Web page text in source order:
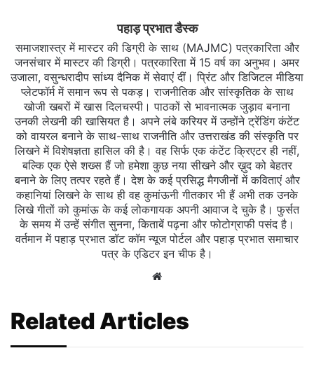
पहाड़ प्रभात डैस्क
समाजशास्त्र में मास्टर की डिग्री के साथ (MAJMC) पत्रकारिता और
जनसंचार में मास्टर की डिग्री। पत्रकारिता में 15 वर्ष का अनुभव। अमर
उजाला, वसुन्धरादीप सांध्य दैनिक में सेवाएं दीं। प्रिंट और डिजिटल मीडिया
प्लेटफॉर्म में समान रूप से पकड़। राजनीतिक और सांस्कृतिक के साथ
खोजी खबरों में खास दिलचस्‍पी। पाठकों से भावनात्मक जुड़ाव बनाना
उनकी लेखनी की खासियत है। अपने लंबे करियर में उन्होंने ट्रेंडिंग कंटेंट
को वायरल बनाने के साथ-साथ राजनीति और उत्तराखंड की संस्कृति पर
लिखने में विशेषज्ञता हासिल की है। वह सिर्फ एक कंटेंट क्रिएटर ही नहीं,
बल्कि एक ऐसे शख्स हैं जो हमेशा कुछ नया सीखने और ख़ुद को बेहतर
बनाने के लिए तत्पर रहते हैं। देश के कई प्रसिद्ध मैगजीनों में कविताएं और
कहानियां लिखने के साथ ही वह कुमांऊनी गीतकार भी हैं अभी तक उनके
लिखे गीतों को कुमांऊ के कई लोकगायक अपनी आवाज दे चुके है। फुर्सत
के समय में उन्हें संगीत सुनना, किताबें पढ़ना और फोटोग्राफी पसंद है।
वर्तमान में पहाड़ प्रभात डॉट कॉम न्यूज पोर्टल और पहाड़ प्रभात समाचार
पत्र के एडिटर इन चीफ है।
Website
Related Articles